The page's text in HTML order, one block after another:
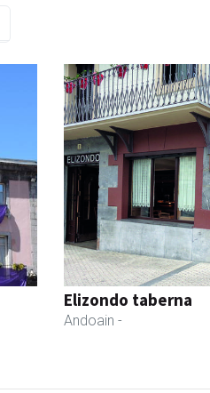
Elizondo taberna
Andoain -